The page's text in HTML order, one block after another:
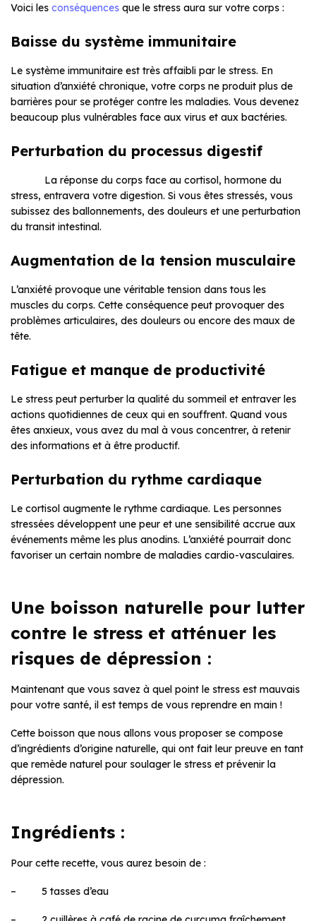
Voici les conséquences que le stress aura sur votre corps :
Baisse du système immunitaire
Le système immunitaire est très affaibli par le stress. En
situation d’anxiété chronique, votre corps ne produit plus de
barrières pour se protéger contre les maladies. Vous devenez
beaucoup plus vulnérables face aux virus et aux bactéries.
Perturbation du processus digestif
La réponse du corps face au cortisol, hormone du
stress, entravera votre digestion. Si vous êtes stressés, vous
subissez des ballonnements, des douleurs et une perturbation
du transit intestinal.
Augmentation de la tension musculaire
L’anxiété provoque une véritable tension dans tous les
muscles du corps. Cette conséquence peut provoquer des
problèmes articulaires, des douleurs ou encore des maux de
tête.
Fatigue et manque de productivité
Le stress peut perturber la qualité du sommeil et entraver les
actions quotidiennes de ceux qui en souffrent. Quand vous
êtes anxieux, vous avez du mal à vous concentrer, à retenir
des informations et à être productif.
Perturbation du rythme cardiaque
Le cortisol augmente le rythme cardiaque. Les personnes
stressées développent une peur et une sensibilité accrue aux
événements même les plus anodins. L’anxiété pourrait donc
favoriser un certain nombre de maladies cardio-vasculaires.
Une boisson naturelle pour lutter
contre le stress et atténuer les
risques de dépression :
Maintenant que vous savez à quel point le stress est mauvais
pour votre santé, il est temps de vous reprendre en main !
Cette boisson que nous allons vous proposer se compose
d’ingrédients d’origine naturelle, qui ont fait leur preuve en tant
que remède naturel pour soulager le stress et prévenir la
dépression.
Ingrédients :
Pour cette recette, vous aurez besoin de :
– 5 tasses d’eau